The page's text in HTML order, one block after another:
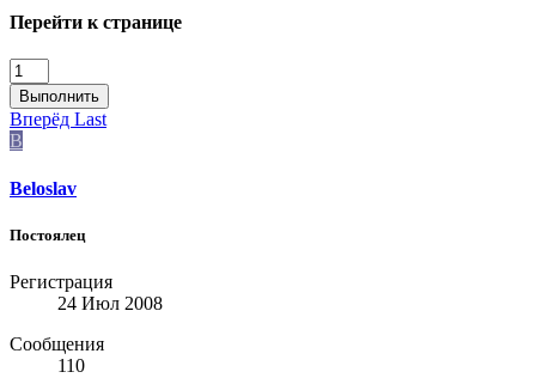
Перейти к странице
Выполнить
Вперёд Last
B
Beloslav
Постоялец
Регистрация
24 Июл 2008
Сообщения
110